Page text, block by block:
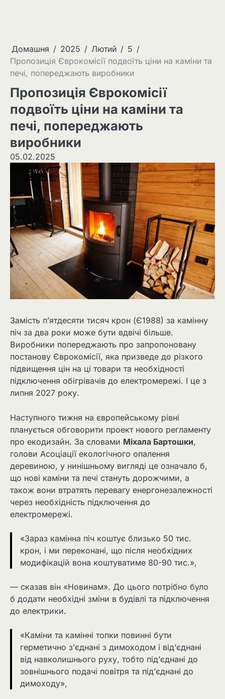
Домашня 2025 Лютий
5
Пропозиція Єврокомісії подвоїть ціни на каміни та
печі, попереджають виробники
Пропозиція Єврокомісії
подвоїть ціни на каміни та
печі, попереджають
виробники
05.02.2025
Замість п’ятдесяти тисяч крон (Є1988) за камінну
піч за два роки може бути вдвічі більше.
Виробники попереджають про запропоновану
постанову Єврокомісії, яка призведе до різкого
підвищення цін на ці товари та необхідності
підключення обігрівачів до електромережі. І це з
липня 2027 року.
Наступного тижня на європейському рівні
планується обговорити проект нового регламенту
про екодизайн. За словами Міхала Бартошки,
голови Асоціації екологічного опалення
деревиною, у нинішньому вигляді це означало б,
що нові каміни та печі стануть дорожчими, а
також вони втратять перевагу енергонезалежності
через необхідність підключення до
електромережі.
«Зараз камінна піч коштує близько 50 тис.
крон, і ми переконані, що після необхідних
модифікацій вона коштуватиме 80-90 тис.»,
— сказав він «Новинам». До цього потрібно було
б додати необхідні зміни в будівлі та підключення
до електрики.
«Каміни та камінні топки повинні бути
герметично з’єднані з димоходом і від’єднані
від навколишнього руху, тобто під’єднані до
зовнішнього подачі повітря та під’єднані до
димоходу»,